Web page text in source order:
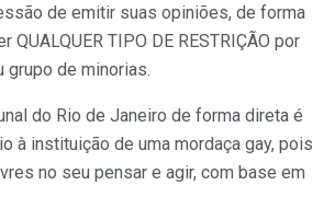
de emitir suas opiniões, de forma
QUALQUER TIPO DE RESTRIÇÃO por
grupo de minorias.
do Rio de Janeiro de forma direta é
à instituição de uma mordaça gay, pois
no seu pensar e agir, com base em